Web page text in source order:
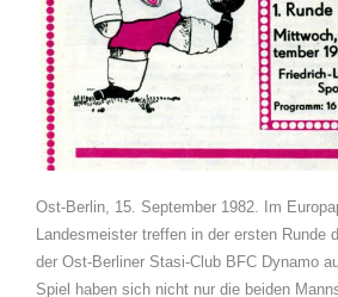
Ost-Berlin, 15. September 1982. Im
Landesmeister treffen in der ersten Runde
der Ost-Berliner Stasi-Club BFC Dynamo
Spiel haben sich nicht nur die beiden